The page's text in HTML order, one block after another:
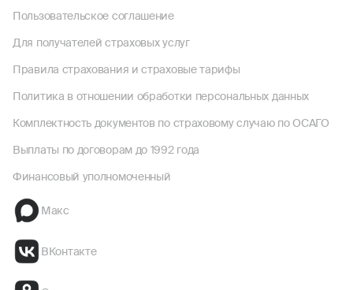
Пользовательское соглашение
Для получателей страховых услуг
Правила страхования и страховые тарифы
Политика в отношении обработки персональных данных
Комплектность документов по страховому случаю по ОСАГО
Выплаты по договорам до 1992 года
Финансовый уполномоченный
Макс
ВКонтакте